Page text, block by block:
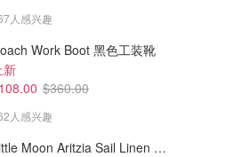
人感兴趣
Work Boot 黑色工装靴
新
$360.00
人感兴趣
Little Moon Aritzia Sail Linen 长裤 麻织